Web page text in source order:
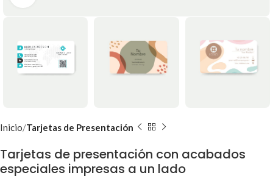
Inicio Tarjetas de Presentación
Tarjetas de presentación con acabados
especiales impresas a un lado